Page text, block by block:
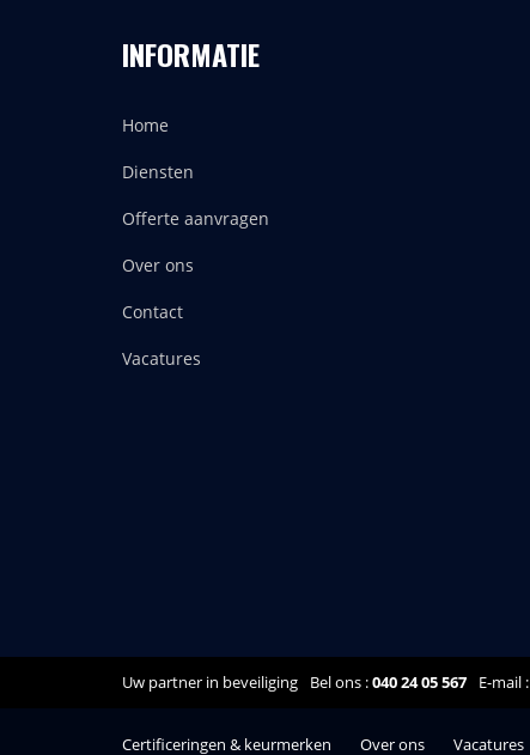
INFORMATIE
Home
Diensten
Offerte aanvragen
Over ons
Contact
Vacatures
Uw partner in beveiliging Bel ons :040 24 05 567 E-mail :
Certificeringen & keurmerken Over ons Vacatures